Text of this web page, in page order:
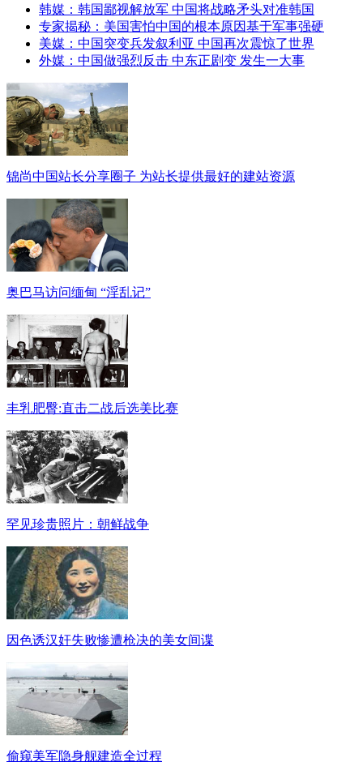
韩媒：韩国鄙视解放军 中国将战略矛头对准韩国
专家揭秘：美国害怕中国的根本原因基于军事强硬
美媒：中国突变兵发叙利亚 中国再次震惊了世界
外媒：中国做强烈反击 中东正剧变 发生一大事
锦尚中国站长分享圈子 为站长提供最好的建站资源
奥巴马访问缅甸 “淫乱记”
丰乳肥臀:直击二战后选美比赛
罕见珍贵照片：朝鲜战争
因色诱汉奸失败惨遭枪决的美女间谍
偷窥美军隐身舰建造全过程